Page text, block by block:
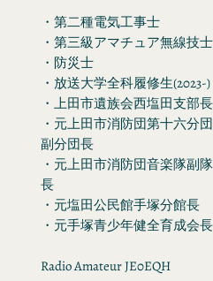
・第二種電気工事士
・第三級アマチュア無線技士
・防災士
・放送大学全科履修生(2023-)
・上田市遺族会西塩田支部長
・元上田市消防団第十六分団
副分団長
・元上田市消防団音楽隊副隊
長
・元塩田公民館手塚分館長
・元手塚青少年健全育成会長
Radio Amateur JE0EQH